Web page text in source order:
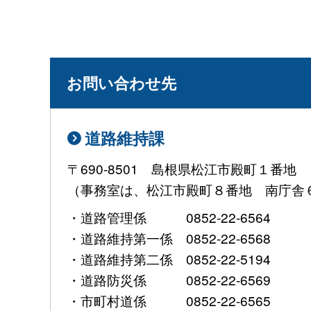
お問い合わせ先
道路維持課
〒690-8501 島根県松江市殿町１番地
（事務室は、松江市殿町８番地 南庁舎
・道路管理係 0852-22-6564
・道路維持第一係 0852-22-6568
・道路維持第二係 0852-22-5194
・道路防災係 0852-22-6569
・市町村道係 0852-22-6565